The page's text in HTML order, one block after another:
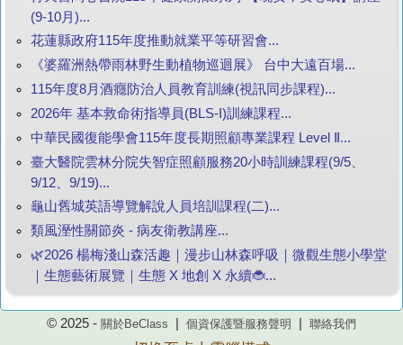
(9-10月)...
花蓮縣政府115年度推動就業平等研習會...
《婆羅洲熱帶雨林野生動植物巡迴展》 台中大遠百場...
115年度8月酒癮防治人員教育訓練(視訊同步課程)...
2026年 基本救命術指導員(BLS-I)訓練課程...
中華民國復能學會115年度長期照顧專業課程 Level Ⅱ...
臺大醫院雲林分院失智症照顧服務20小時訓練課程(9/5、
9/12、9/19)...
龜山舊城英語導覽解說人員培訓課程(二)...
類風溼性關節炎 - 病友衛教講座...
🌿2026 楊梅淺山森活趣｜漫步山林森呼吸｜微觀生態小學堂
｜生態藝術展覽｜生態 X 地創 X 永續🐞...
© 2025 - 關於BeClass 個資保護暨服務聲明 聯絡我們